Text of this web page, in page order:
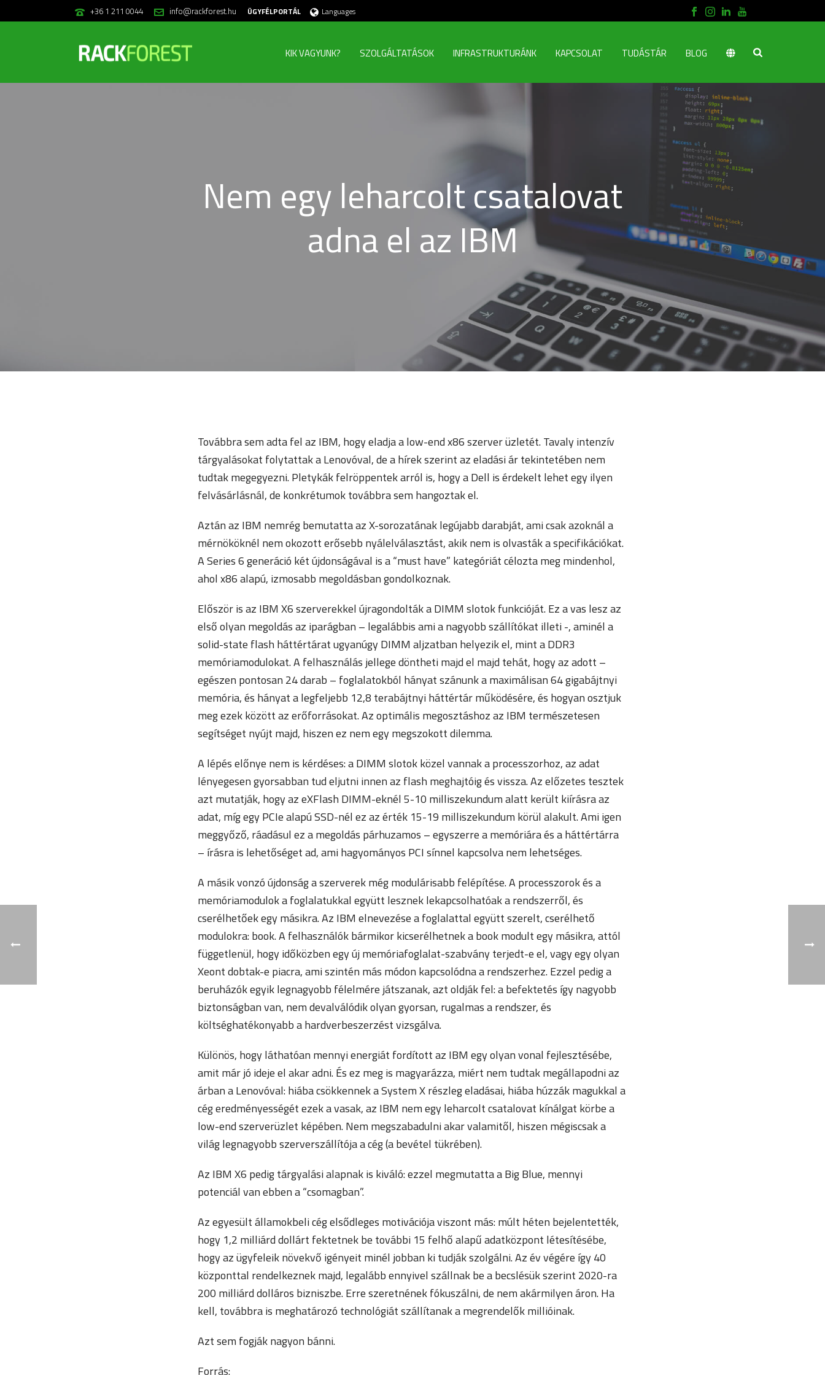
+36 1 211 0044 info@rackforest.hu ÜGYFÉLPORTÁL Languages
KIK VAGYUNK? SZOLGÁLTATÁSOK INFRASTRUKTURÁNK KAPCSOLAT TUDÁSTÁR BLOG
Nem egy leharcolt csatalovat
adna el az IBM
Továbbra sem adta fel az IBM, hogy eladja a low-end x86 szerver üzletét. Tavaly intenzív
tárgyalásokat folytattak a Lenovóval, de a hírek szerint az eladási ár tekintetében nem
tudtak megegyezni. Pletykák felröppentek arról is, hogy a Dell is érdekelt lehet egy ilyen
felvásárlásnál, de konkrétumok továbbra sem hangoztak el.
Aztán az IBM nemrég bemutatta az X-sorozatának legújabb darabját, ami csak azoknál a
mérnököknél nem okozott erősebb nyálelválasztást, akik nem is olvasták a specifikációkat.
A Series 6 generáció két újdonságával is a “must have” kategóriát célozta meg mindenhol,
ahol x86 alapú, izmosabb megoldásban gondolkoznak.
Először is az IBM X6 szerverekkel újragondolták a DIMM slotok funkcióját. Ez a vas lesz az
első olyan megoldás az iparágban – legalábbis ami a nagyobb szállítókat illeti -, aminél a
solid-state flash háttértárat ugyanúgy DIMM aljzatban helyezik el, mint a DDR3
memóriamodulokat. A felhasználás jellege döntheti majd el majd tehát, hogy az adott –
egészen pontosan 24 darab – foglalatokból hányat szánunk a maximálisan 64 gigabájtnyi
memória, és hányat a legfeljebb 12,8 terabájtnyi háttértár működésére, és hogyan osztjuk
meg ezek között az erőforrásokat. Az optimális megosztáshoz az IBM természetesen
segítséget nyújt majd, hiszen ez nem egy megszokott dilemma.
A lépés előnye nem is kérdéses: a DIMM slotok közel vannak a processzorhoz, az adat
lényegesen gyorsabban tud eljutni innen az flash meghajtóig és vissza. Az előzetes tesztek
azt mutatják, hogy az eXFlash DIMM-eknél 5-10 milliszekundum alatt került kiírásra az
adat, míg egy PCIe alapú SSD-nél ez az érték 15-19 milliszekundum körül alakult. Ami igen
meggyőző, ráadásul ez a megoldás párhuzamos – egyszerre a memóriára és a háttértárra
– írásra is lehetőséget ad, ami hagyományos PCI sínnel kapcsolva nem lehetséges.
A másik vonzó újdonság a szerverek még modulárisabb felépítése. A processzorok és a
memóriamodulok a foglalatukkal együtt lesznek lekapcsolhatóak a rendszerről, és
cserélhetőek egy másikra. Az IBM elnevezése a foglalattal együtt szerelt, cserélhető
modulokra: book. A felhasználók bármikor kicserélhetnek a book modult egy másikra, attól
függetlenül, hogy időközben egy új memóriafoglalat-szabvány terjedt-e el, vagy egy olyan
Xeont dobtak-e piacra, ami szintén más módon kapcsolódna a rendszerhez. Ezzel pedig a
beruházók egyik legnagyobb félelmére játszanak, azt oldják fel: a befektetés így nagyobb
biztonságban van, nem devalválódik olyan gyorsan, rugalmas a rendszer, és
költséghatékonyabb a hardverbeszerzést vizsgálva.
Különös, hogy láthatóan mennyi energiát fordított az IBM egy olyan vonal fejlesztésébe,
amit már jó ideje el akar adni. És ez meg is magyarázza, miért nem tudtak megállapodni az
árban a Lenovóval: hiába csökkennek a System X részleg eladásai, hiába húzzák magukkal a
cég eredményességét ezek a vasak, az IBM nem egy leharcolt csatalovat kínálgat körbe a
low-end szerverüzlet képében. Nem megszabadulni akar valamitől, hiszen mégiscsak a
világ legnagyobb szerverszállítója a cég (a bevétel tükrében).
Az IBM X6 pedig tárgyalási alapnak is kiváló: ezzel megmutatta a Big Blue, mennyi
potenciál van ebben a “csomagban”.
Az egyesült államokbeli cég elsődleges motivációja viszont más: múlt héten bejelentették,
hogy 1,2 milliárd dollárt fektetnek be további 15 felhő alapű adatközpont létesítésébe,
hogy az ügyfeleik növekvő igényeit minél jobban ki tudják szolgálni. Az év végére így 40
központtal rendelkeznek majd, legalább ennyivel szállnak be a becslésük szerint 2020-ra
200 milliárd dolláros bizniszbe. Erre szeretnének fókuszálni, de nem akármilyen áron. Ha
kell, továbbra is meghatározó technológiát szállítanak a megrendelők millióinak.
Azt sem fogják nagyon bánni.
Forrás: